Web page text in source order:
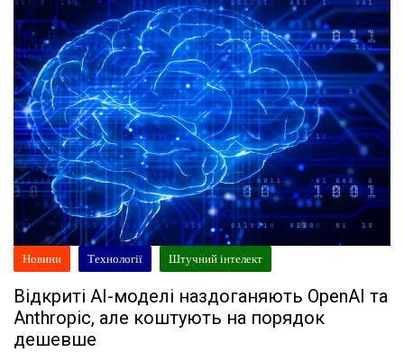
Новини Технології Штучний інтелект
Відкриті AI-моделі наздоганяють OpenAI та
Anthropic, але коштують на порядок
дешевше